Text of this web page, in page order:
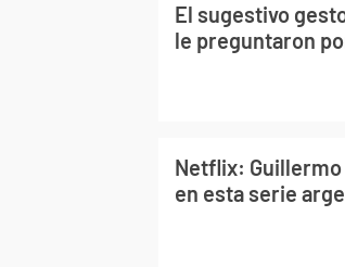
El sugestivo
le preguntaron
Netflix:
en esta serie